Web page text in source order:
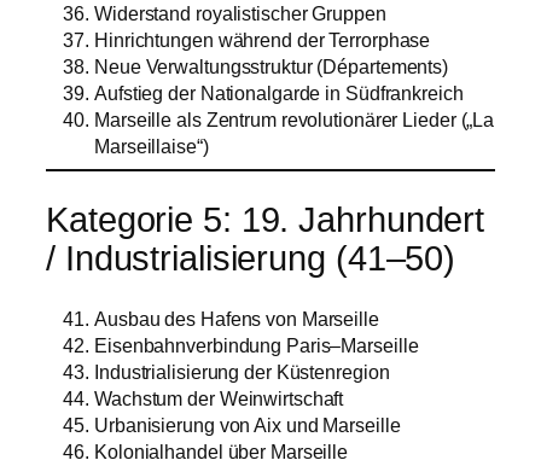
Widerstand royalistischer Gruppen
Hinrichtungen während der Terrorphase
Neue Verwaltungsstruktur (Départements)
Aufstieg der Nationalgarde in Südfrankreich
Marseille als Zentrum revolutionärer Lieder („La
Marseillaise“)
Kategorie 5: 19. Jahrhundert
/ Industrialisierung (41–50)
Ausbau des Hafens von Marseille
Eisenbahnverbindung Paris–Marseille
Industrialisierung der Küstenregion
Wachstum der Weinwirtschaft
Urbanisierung von Aix und Marseille
Kolonialhandel über Marseille